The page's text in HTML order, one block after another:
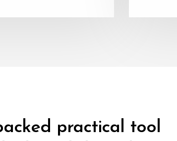
practical tool